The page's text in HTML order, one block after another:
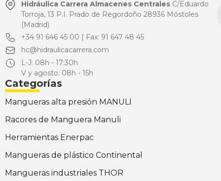
Hidráulica Carrera Almacenes CentralesC/Eduardo
Torroja, 13 P.I. Prado de Regordoño 28936 Móstoles
(Madrid)
+34 91 646 45 00 | Fax: 91 647 48 45
hc@hidraulicacarrera.com
L-J: 08h - 17:30h
V y agosto: 08h - 15h
Categorías
Mangueras alta presión MANULI
Racores de Manguera Manuli
Herramientas Enerpac
Mangueras de plástico Continental
Mangueras industriales THOR